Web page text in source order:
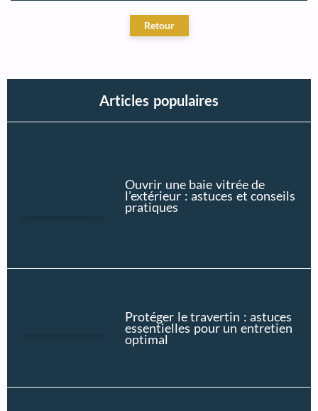
Articles populaires
Ouvrir une baie vitrée de
l’extérieur : astuces et conseils
pratiques
Protéger le travertin : astuces
essentielles pour un entretien
optimal